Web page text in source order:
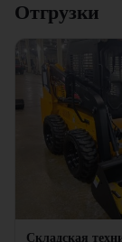
Отгрузки
Складская